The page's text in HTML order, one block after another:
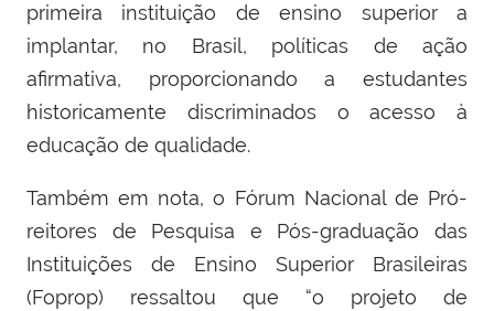
primeira instituição de ensino superior a
implantar, no Brasil, políticas de ação
afirmativa, proporcionando a estudantes
historicamente discriminados o acesso à
educação de qualidade.
Também em nota, o Fórum Nacional de Pró-
reitores de Pesquisa e Pós-graduação das
Instituições de Ensino Superior Brasileiras
(Foprop) ressaltou que “o projeto de